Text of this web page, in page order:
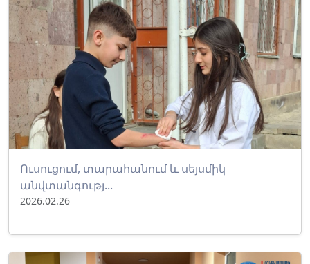
Ուսուցում, տարահանում և սեյսմիկ
անվտանգությ...
2026.02.26